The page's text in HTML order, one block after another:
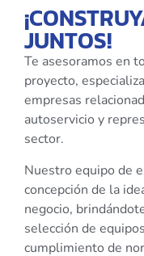
JUNTOS!
Te asesoramos en
proyecto,
empresas
autoservicio y
sector.
Nuestro equipo de
concepción de la
negocio,
selección de
cumplimiento de